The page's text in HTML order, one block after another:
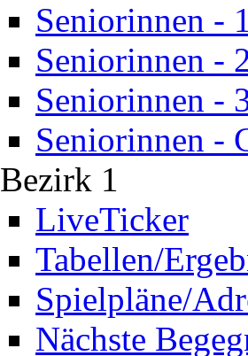
Seniorinnen -
Seniorinnen -
Seniorinnen -
Seniorinnen -
Bezirk 1
LiveTicker
Tabellen/
Spielpläne/
Nächste